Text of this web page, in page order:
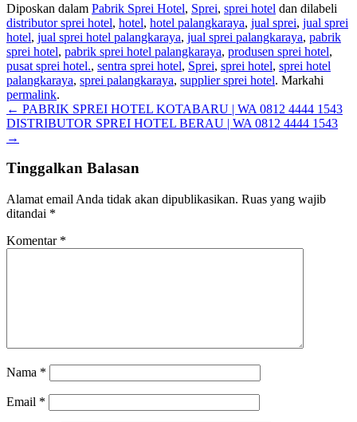
Diposkan dalam Pabrik Sprei Hotel, Sprei, sprei hotel dan dilabeli
distributor sprei hotel, hotel, hotel palangkaraya, jual sprei, jual sprei
hotel, jual sprei hotel palangkaraya, jual sprei palangkaraya, pabrik
sprei hotel, pabrik sprei hotel palangkaraya, produsen sprei hotel,
pusat sprei hotel., sentra sprei hotel, Sprei, sprei hotel, sprei hotel
palangkaraya, sprei palangkaraya, supplier sprei hotel. Markahi
permalink.
Navigasi
pos
← PABRIK SPREI HOTEL KOTABARU | WA 0812 4444 1543
DISTRIBUTOR SPREI HOTEL BERAU | WA 0812 4444 1543
→
Tinggalkan Balasan
Alamat email Anda tidak akan dipublikasikan. Ruas yang wajib
ditandai *
Komentar *
Nama *
Email *